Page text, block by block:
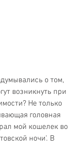
о том,
возникнуть при
Не только
головная
мой кошелек во
ночи'. В